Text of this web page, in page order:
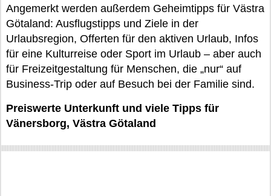
Angemerkt werden außerdem Geheimtipps für Västra
Götaland: Ausflugstipps und Ziele in der
Urlaubsregion, Offerten für den aktiven Urlaub, Infos
für eine Kulturreise oder Sport im Urlaub – aber auch
für Freizeitgestaltung für Menschen, die „nur“ auf
Business-Trip oder auf Besuch bei der Familie sind.
Preiswerte Unterkunft und viele Tipps für
Vänersborg, Västra Götaland